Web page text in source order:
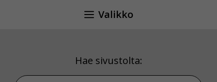
Valikko
Hae sivustolta:
Hae sivustolta